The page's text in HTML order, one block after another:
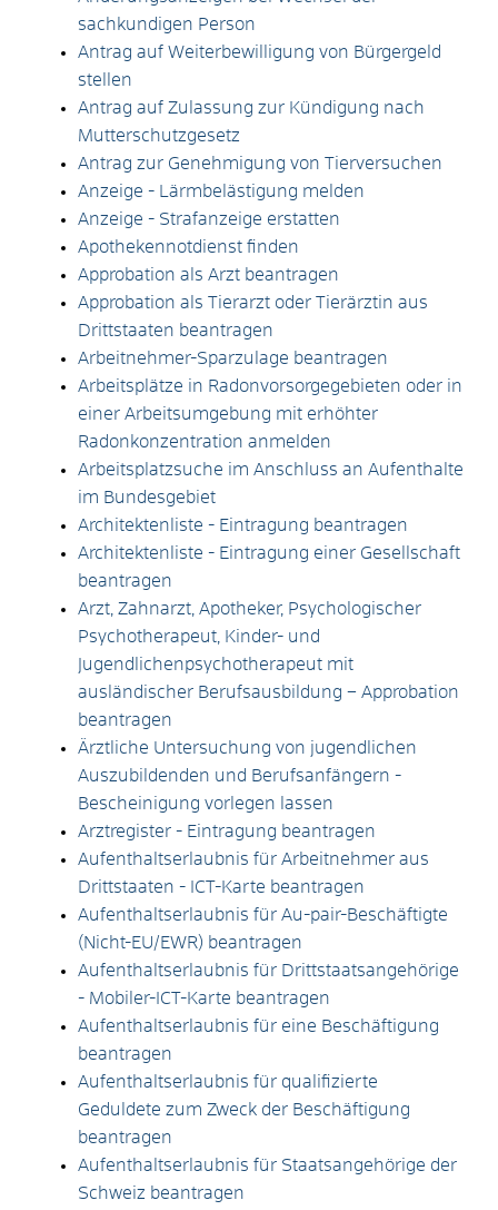
sachkundigen Person
Antrag auf Weiterbewilligung von Bürgergeld
stellen
Antrag auf Zulassung zur Kündigung nach
Mutterschutzgesetz
Antrag zur Genehmigung von Tierversuchen
Anzeige - Lärmbelästigung melden
Anzeige - Strafanzeige erstatten
Apothekennotdienst finden
Approbation als Arzt beantragen
Approbation als Tierarzt oder Tierärztin aus
Drittstaaten beantragen
Arbeitnehmer-Sparzulage beantragen
Arbeitsplätze in Radonvorsorgegebieten oder in
einer Arbeitsumgebung mit erhöhter
Radonkonzentration anmelden
Arbeitsplatzsuche im Anschluss an Aufenthalte
im Bundesgebiet
Architektenliste - Eintragung beantragen
Architektenliste - Eintragung einer Gesellschaft
beantragen
Arzt, Zahnarzt, Apotheker, Psychologischer
Psychotherapeut, Kinder- und
Jugendlichenpsychotherapeut mit
ausländischer Berufsausbildung – Approbation
beantragen
Ärztliche Untersuchung von jugendlichen
Auszubildenden und Berufsanfängern -
Bescheinigung vorlegen lassen
Arztregister - Eintragung beantragen
Aufenthaltserlaubnis für Arbeitnehmer aus
Drittstaaten - ICT-Karte beantragen
Aufenthaltserlaubnis für Au-pair-Beschäftigte
(Nicht-EU/EWR) beantragen
Aufenthaltserlaubnis für Drittstaatsangehörige
- Mobiler-ICT-Karte beantragen
Aufenthaltserlaubnis für eine Beschäftigung
beantragen
Aufenthaltserlaubnis für qualifizierte
Geduldete zum Zweck der Beschäftigung
beantragen
Aufenthaltserlaubnis für Staatsangehörige der
Schweiz beantragen